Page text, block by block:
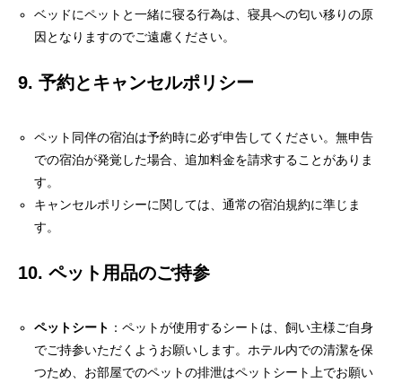
ベッドにペットと一緒に寝る行為は、寝具への匂い移りの原
因となりますのでご遠慮ください。
9. 予約とキャンセルポリシー
ペット同伴の宿泊は予約時に必ず申告してください。無申告
での宿泊が発覚した場合、追加料金を請求することがありま
す。
キャンセルポリシーに関しては、通常の宿泊規約に準じま
す。
10. ペット用品のご持参
ペットシート ：ペットが使用するシートは、飼い主様ご自身
でご持参いただくようお願いします。ホテル内での清潔を保
つため、お部屋でのペットの排泄はペットシート上でお願い